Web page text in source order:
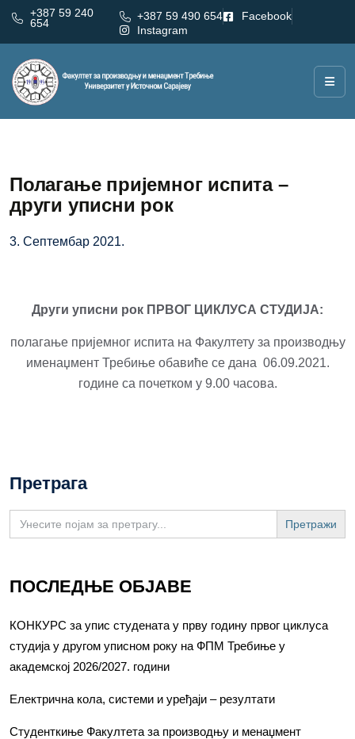
+387 59 240
654
+387 59 490 654
Facebook
Instagram
Полагање пријемног испита –
други уписни рок
3. Септембар 2021.
Други уписни рок ПРВОГ ЦИКЛУСА СТУДИЈА:
полагање пријемног испита на Факултету за производњу
именаџмент Требиње обавиће се дана 06.09.2021.
године са почетком у 9.00 часова.
Претрага
Search
for:
ПОСЛЕДЊЕ ОБЈАВЕ
КОНКУРС за упис студената у прву годину првог циклуса
студија у другом уписном року на ФПМ Требиње у
академској 2026/2027. години
Електрична кола, системи и уређаји – резултати
Студенткиње Факултета за производњу и менаџмент